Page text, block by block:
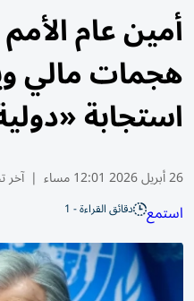
أمين عام
هجمات مالي
استجابة
26 أبريل 2026 12:01 مساء | آخر
استمع دقائق القراءة - 1